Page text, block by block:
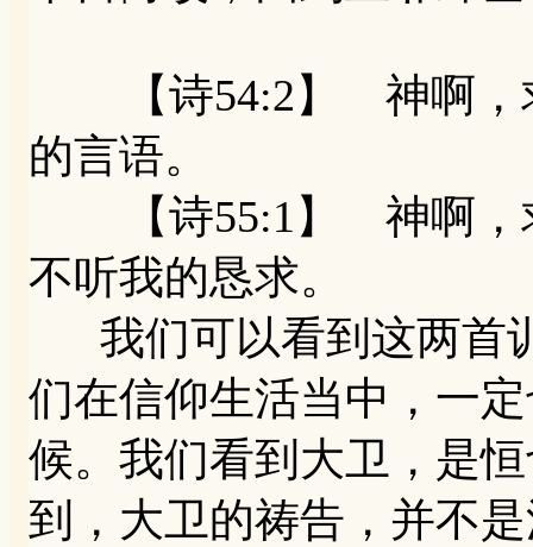
【诗54:2】 神啊，求
的言语。
【诗55:1】 神啊，求
不听我的恳求。
我们可以看到这两首
们在信仰生活当中，一
候。我们看到大卫，是
到，大卫的祷告，并不